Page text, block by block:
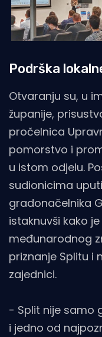
Podrška
Otvaranju su, u
županije,
pročelnica
pomorstvo i
u istom odjelu.
sudionicima
gradonačelnika
istaknuvši kako
međunarodnog
priznanje Splitu i
zajednici.
- Split nije samo
i jedno od